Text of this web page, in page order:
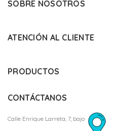
SOBRE NOSOTROS
ATENCIÓN AL CLIENTE
PRODUCTOS
CONTÁCTANOS
Calle Enrique Larreta, 7, bajo